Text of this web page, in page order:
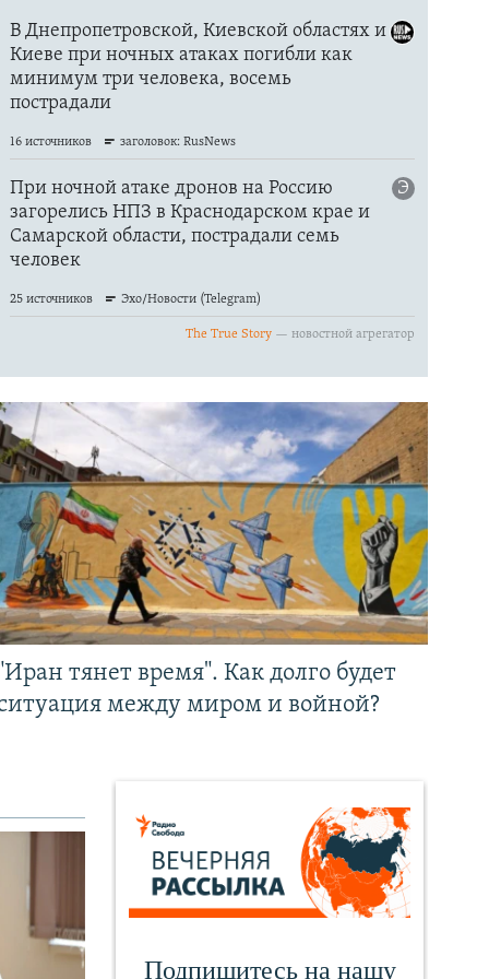
тянет время". Как долго будет
между миром и войной?